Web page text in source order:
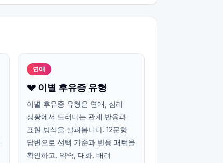
연애
💔 이별 후유증 유형
이별 후유증 유형은 연애, 심리
상황에서 드러나는 관계 반응과
표현 방식을 살펴봅니다. 12문항
답변으로 선택 기준과 반응 패턴을
확인하고, 약속, 대화, 배려